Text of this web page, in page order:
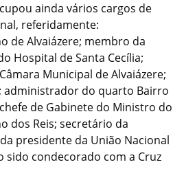
ainda vários cargos de
referidamente:
de Alvaiázere; membro da
Hospital de Santa Cecília;
Municipal de Alvaiázere;
administrador do quarto Bairro
de Gabinete do Ministro do
dos Reis; secretário da
presidente da União Nacional
sido condecorado com a Cruz